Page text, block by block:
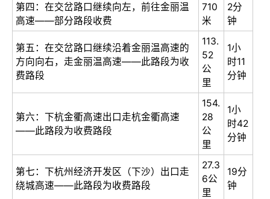
第四：在交岔路口继续向左，前往金丽温
高速——部分路段收费
710
米
2分
钟
第五：在交岔路口继续沿着金丽温高速的
方向向右，走金丽温高速——此路段为收
费路段
113.
52
公
里
1小
时11
分钟
第六：下杭金衢高速出口走杭金衢高速
——此路段为收费路段
154.
28
公
里
1小
时42
分钟
第七：下杭州经济开发区（下沙）出口走
绕城高速——此路段为收费路段
27.3
6公
里
19分
钟